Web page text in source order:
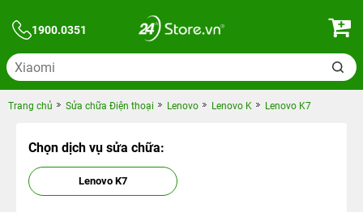
1900.0351
Trang chủ Sửa chữa Điện thoại Lenovo Lenovo K Lenovo K7
Chọn dịch vụ sửa chữa:
Lenovo K7